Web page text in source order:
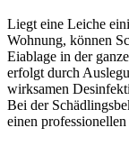
Liegt eine Leiche
Wohnung, können
Eiablage in der
erfolgt durch
wirksamen
Bei der
einen